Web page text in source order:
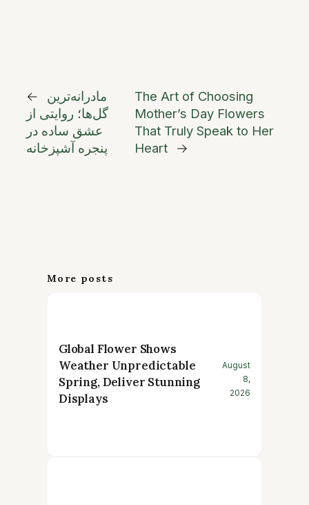
←
مادرانه‌ترین
گل‌ها؛ روایتی از
عشق ساده در
پنجره آشپزخانه
The Art of Choosing
Mother’s Day Flowers
That Truly Speak to Her
Heart
→
More posts
Global Flower Shows
Weather Unpredictable
Spring, Deliver Stunning
Displays
August
8,
2026